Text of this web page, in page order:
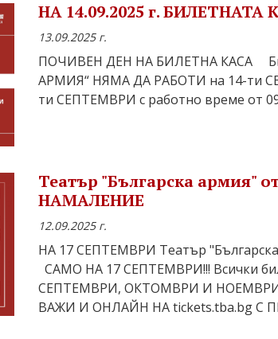
НА 14.09.2025 г.
13.09.2025 г.
ПОЧИВЕН ДЕН НА БИЛЕТНА КАСА
АРМИЯ“ НЯМА ДА РАБОТИ на 14-ти
ти СЕПТЕМВРИ с работно време от
Театър "Българска армия"
НАМАЛЕНИЕ
12.09.2025 г.
НА 17 СЕПТЕМВРИ Театър
САМО НА 17 СЕПТЕМВРИ!!! Всички
СЕПТЕМВРИ, ОКТОМВРИ И
ВАЖИ И ОНЛАЙН НА tickets.tba.bg С